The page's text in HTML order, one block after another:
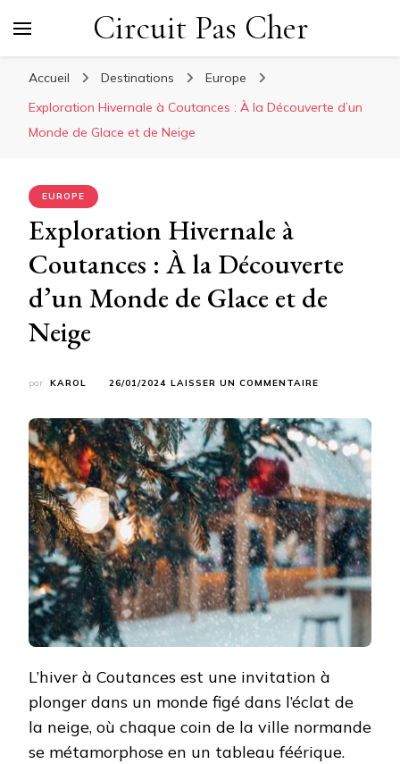
Circuit Pas Cher
Accueil Destinations
Europe
Exploration Hivernale à Coutances : À la Découverte d’un
Monde de Glace et de Neige
EUROPE
Exploration Hivernale à
Coutances : À la Découverte
d’un Monde de Glace et de
Neige
par KAROL 26/01/2024 LAISSER UN COMMENTAIRE
À
COUTANCES
À
LA
DÉCOUVERTE
D’UN
MONDE
DE
GLACE
ET
NEIGE
L’hiver à Coutances est une invitation à
plonger dans un monde figé dans l’éclat de
la neige, où chaque coin de la ville normande
se métamorphose en un tableau féérique.